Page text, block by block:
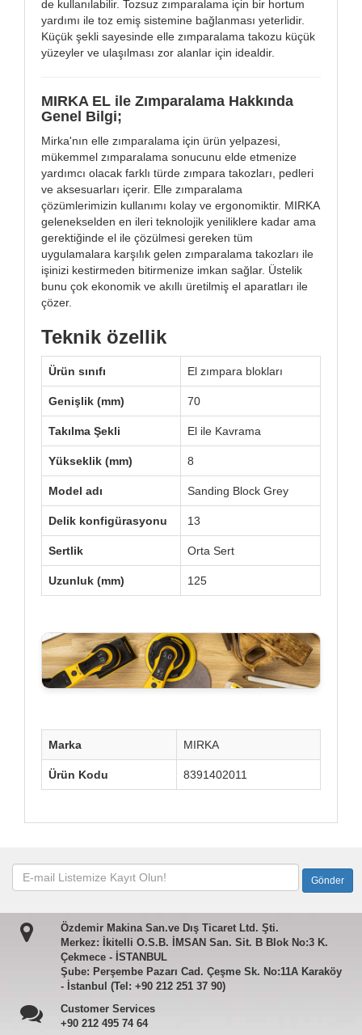
de kullanılabilir. Tozsuz zımparalama için bir hortum
yardımı ile toz emiş sistemine bağlanması yeterlidir.
Küçük şekli sayesinde elle zımparalama takozu küçük
yüzeyler ve ulaşılması zor alanlar için idealdir.
MIRKA EL ile Zımparalama Hakkında
Genel Bilgi;
Mirka'nın elle zımparalama için ürün yelpazesi,
mükemmel zımparalama sonucunu elde etmenize
yardımcı olacak farklı türde zımpara takozları, pedleri
ve aksesuarları içerir. Elle zımparalama
çözümlerimizin kullanımı kolay ve ergonomiktir. MIRKA
gelenekselden en ileri teknolojik yeniliklere kadar ama
gerektiğinde el ile çözülmesi gereken tüm
uygulamalara karşılık gelen zımparalama takozları ile
işinizi kestirmeden bitirmenize imkan sağlar. Üstelik
bunu çok ekonomik ve akıllı üretilmiş el aparatları ile
çözer.
Teknik özellik
Ürün sınıfı El zımpara blokları
Genişlik (mm) 70
Takılma Şekli El ile Kavrama
Yükseklik (mm) 8
Model adı Sanding Block Grey
Delik konfigürasyonu 13
Sertlik Orta Sert
Uzunluk (mm) 125
Marka MIRKA
Ürün Kodu 8391402011
Özdemir Makina San.ve Dış Ticaret Ltd. Şti.
Merkez: İkitelli O.S.B. İMSAN San. Sit. B Blok No:3 K.
Çekmece - İSTANBUL
Şube: Perşembe Pazarı Cad. Çeşme Sk. No:11A Karaköy
- İstanbul (Tel: +90 212 251 37 90)
Customer Services
+90 212 495 74 64